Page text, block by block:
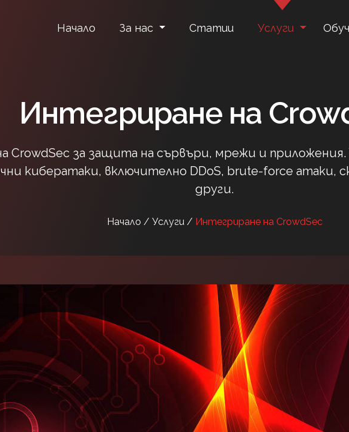
Начало За нас Статии Услуги
Интегриране на
CrowdSec за защита на сървъри, мрежи и
кибератаки, включително DDoS, brute-force атаки,
други.
Начало / Услуги / Интегриране на CrowdSec